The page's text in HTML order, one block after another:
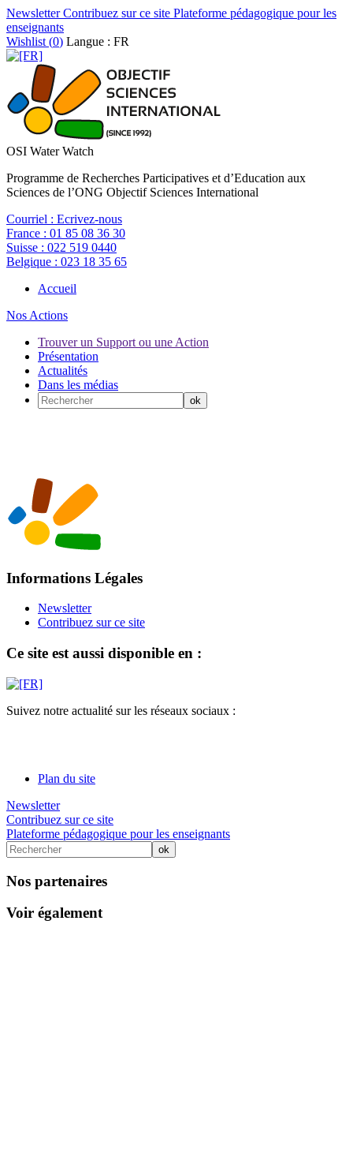
NewsletterContribuez sur ce site Plateforme pédagogique pour les
enseignants
Wishlist (0) Langue : FR
OSI Water Watch
Programme de Recherches Participatives et d’Education aux
Sciences de l’ONG Objectif Sciences International
Courriel : Ecrivez-nous
France : 01 85 08 36 30
Suisse : 022 519 0440
Belgique : 023 18 35 65
Accueil
Nos Actions
Trouver un Support ou une Action
Présentation
Actualités
Dans les médias
Informations Légales
Newsletter
Contribuez sur ce site
Ce site est aussi disponible en :
Suivez notre actualité sur les réseaux sociaux :
Plan du site
Newsletter
Contribuez sur ce site
Plateforme pédagogique pour les enseignants
Nos partenaires
Voir également